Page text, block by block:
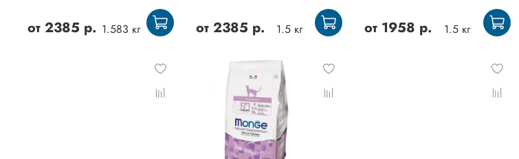
от 2385 р. 1.583 кг от 2385 р. 1.5 кг от 1958 р. 1.5 кг